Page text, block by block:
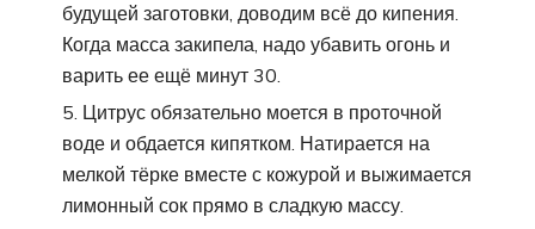
будущей заготовки, доводим всё до кипения.
Когда масса закипела, надо убавить огонь и
варить ее ещё минут 30.
Цитрус обязательно моется в проточной
воде и обдается кипятком. Натирается на
мелкой тёрке вместе с кожурой и выжимается
лимонный сок прямо в сладкую массу.